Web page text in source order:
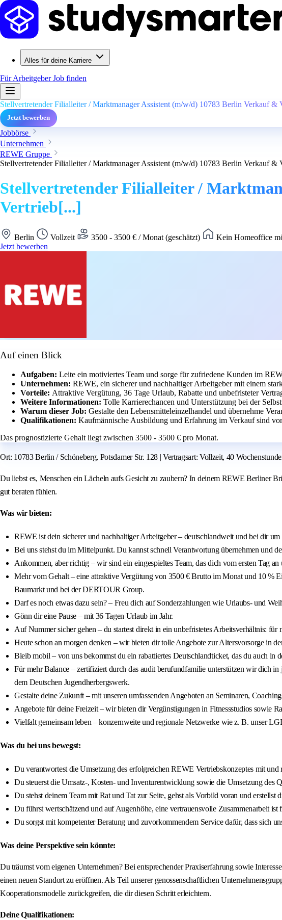
Alles für deine Karriere
Für ArbeitgeberJob finden
Stellvertretender Filialleiter / Marktmanager Assistent (m/w/d) 10783 Berlin Verkauf &
Jetzt bewerben
Jobbörse
Unternehmen
REWE Gruppe
Stellvertretender Filialleiter / Marktmanager Assistent (m/w/d) 10783 Berlin Verkauf &
Stellvertretender Filialleiter /
Vertrieb[...]
Berlin Vollzeit 3500 - 3500 € / Monat (geschätzt)
Kein Homeoffice
Jetzt bewerben
Auf einen Blick
Aufgaben: Leite ein motiviertes Team und sorge für zufriedene Kunden im
Unternehmen: REWE, ein sicherer und nachhaltiger Arbeitgeber mit einem
Vorteile: Attraktive Vergütung, 36 Tage Urlaub, Rabatte und unbefristeter
Weitere Informationen: Tolle Karrierechancen und Unterstützung bei der
Warum dieser Job: Gestalte den Lebensmitteleinzelhandel und übernehme
Qualifikationen: Kaufmännische Ausbildung und Erfahrung im Verkauf sind
Das prognostizierte Gehalt liegt zwischen 3500 - 3500 € pro Monat.
Ort: 10783 Berlin / Schöneberg, Potsdamer Str. 128 | Vertragsart: Vollzeit, 40
Du liebst es, Menschen ein Lächeln aufs Gesicht zu zaubern? In deinem REWE Berliner
gut beraten fühlen.
Was wir bieten:
REWE ist dein sicherer und nachhaltiger Arbeitgeber – deutschlandweit und bei dir um
Bei uns stehst du im Mittelpunkt. Du kannst schnell Verantwortung übernehmen und
Ankommen, aber richtig – wir sind ein eingespieltes Team, das dich vom ersten Tag
Mehr vom Gehalt – eine attraktive Vergütung von 3500 € Brutto im Monat und 10
Baumarkt und bei der DERTOUR Group.
Darf es noch etwas dazu sein? – Freu dich auf Sonderzahlungen wie Urlaubs- und
Gönn dir eine Pause – mit 36 Tagen Urlaub im Jahr.
Auf Nummer sicher gehen – du startest direkt in ein unbefristetes Arbeitsverhältnis: für
Heute schon an morgen denken – wir bieten dir tolle Angebote zur Altersvorsorge in
Bleib mobil – von uns bekommst du ein rabattiertes Deutschlandticket, das du auch in
Für mehr Balance – zertifiziert durch das audit berufundfamilie unterstützen wir dich
dem Deutschen Jugendherbergswerk.
Gestalte deine Zukunft – mit unseren umfassenden Angeboten an Seminaren,
Angebote für deine Freizeit – wir bieten dir Vergünstigungen in Fitnessstudios sowie
Vielfalt gemeinsam leben – konzernweite und regionale Netzwerke wie z. B. unser
Was du bei uns bewegst:
Du verantwortest die Umsetzung des erfolgreichen REWE Vertriebskonzeptes mit
Du steuerst die Umsatz-, Kosten- und Inventurentwicklung sowie die Umsetzung des
Du stehst deinem Team mit Rat und Tat zur Seite, gehst als Vorbild voran und erstellst
Du führst wertschätzend und auf Augenhöhe, eine vertrauensvolle Zusammenarbeit ist
Du sorgst mit kompetenter Beratung und zuvorkommendem Service dafür, dass sich
Was deine Perspektive sein könnte:
Du träumst vom eigenen Unternehmen? Bei entsprechender Praxiserfahrung sowie
einen neuen Standort zu eröffnen. Als Teil unserer genossenschaftlichen
Kooperationsmodelle zurückgreifen, die dir diesen Schritt erleichtern.
Deine Qualifikationen: